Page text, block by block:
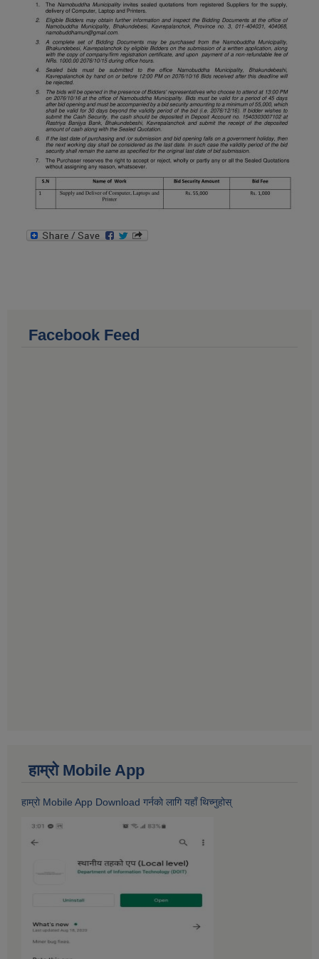
Facebook Feed
हाम्राे Mobile App
हाम्राे Mobile App Download गर्नकाे लागि यहाँ थिच्नुहोस्‌